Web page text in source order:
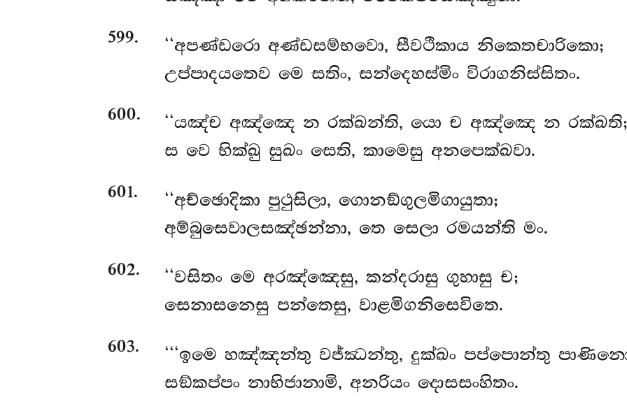
599.
‘‘අපණ්ඩරො අණ්ඩසම්භවො, සීවථිකාය නිකෙතචාරිකො;
උප්පාදයතෙව මෙ සතිං, සන්දෙහස්මිං විරාගනිස්සිතං.
600.
‘‘යඤ්ච අඤ්ඤෙ න රක්ඛන්ති, යො ච අඤ්ඤෙ න රක්ඛති;
ස වෙ භික්ඛු සුඛං සෙති, කාමෙසු අනපෙක්ඛවා.
601.
‘‘අච්ඡොදිකා පුථුසිලා, ගොනඞ්ගුලමිගායුතා;
අම්බුසෙවාලසඤ්ඡන්නා, තෙ සෙලා රමයන්ති මං.
602.
‘‘වසිතං මෙ අරඤ්ඤෙසු, කන්දරාසු ගුහාසු ච;
සෙනාසනෙසු පන්තෙසු, වාළමිගනිසෙවිතෙ.
603.
‘‘‘ඉමෙ හඤ්ඤන්තු වජ්ඣන්තු, දුක්ඛං පප්පොන්තු
සඞ්කප්පං නාභිජානාමි, අනරියං දොසසංහිතං.